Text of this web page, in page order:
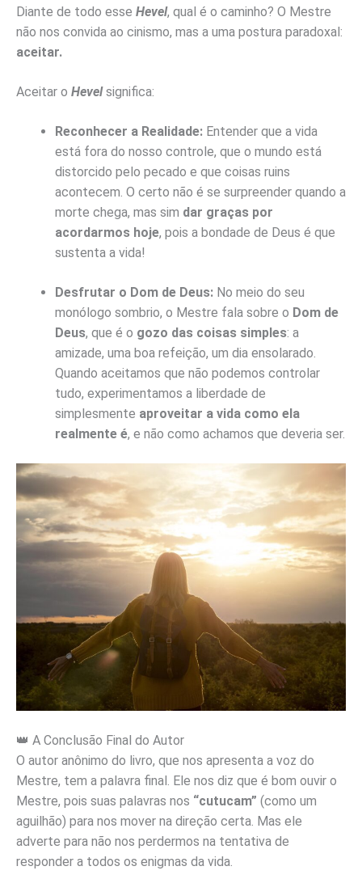
Diante de todo esse Hevel, qual é o caminho? O Mestre
não nos convida ao cinismo, mas a uma postura paradoxal:
aceitar.
Aceitar o Hevelsignifica:
Reconhecer a Realidade: Entender que a vida
está fora do nosso controle, que o mundo está
distorcido pelo pecado e que coisas ruins
acontecem. O certo não é se surpreender quando a
morte chega, mas sim dar graças por
acordarmos hoje, pois a bondade de Deus é que
sustenta a vida!
Desfrutar o Dom de Deus: No meio do seu
monólogo sombrio, o Mestre fala sobre o Dom de
Deus, que é o gozo das coisas simples: a
amizade, uma boa refeição, um dia ensolarado.
Quando aceitamos que não podemos controlar
tudo, experimentamos a liberdade de
simplesmente aproveitar a vida como ela
realmente é, e não como achamos que deveria ser.
👑 A Conclusão Final do Autor
O autor anônimo do livro, que nos apresenta a voz do
Mestre, tem a palavra final. Ele nos diz que é bom ouvir o
Mestre, pois suas palavras nos “cutucam” (como um
aguilhão) para nos mover na direção certa. Mas ele
adverte para não nos perdermos na tentativa de
responder a todos os enigmas da vida.